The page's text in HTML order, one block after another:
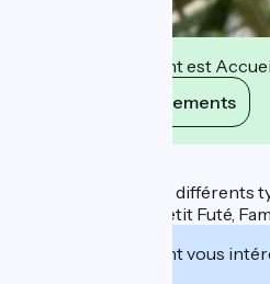
Cet établissement est
Voir ses engagements
À 100 m de la plage,
Labels : Routard, Petit Futé,
Cet établissement vous